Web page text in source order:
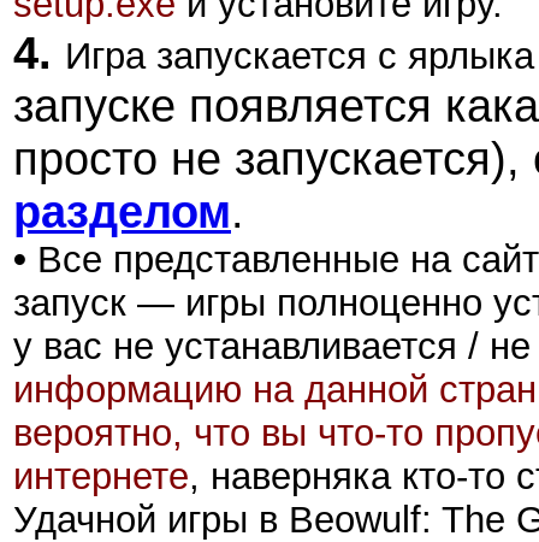
4. Игра запускается с
запуске появляется
просто не
разделом.
• Все представленные на
запуск — игры полноценно
у вас не устанавливается /
информацию на данной
вероятно, что вы что-то
интернете, наверняка кто-то
Удачной игры в Beowulf: The